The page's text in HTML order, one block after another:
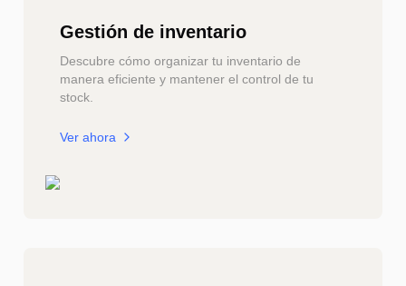
Gestión de inventario
Descubre cómo organizar tu inventario de
manera eficiente y mantener el control de tu
stock.
Ver ahora